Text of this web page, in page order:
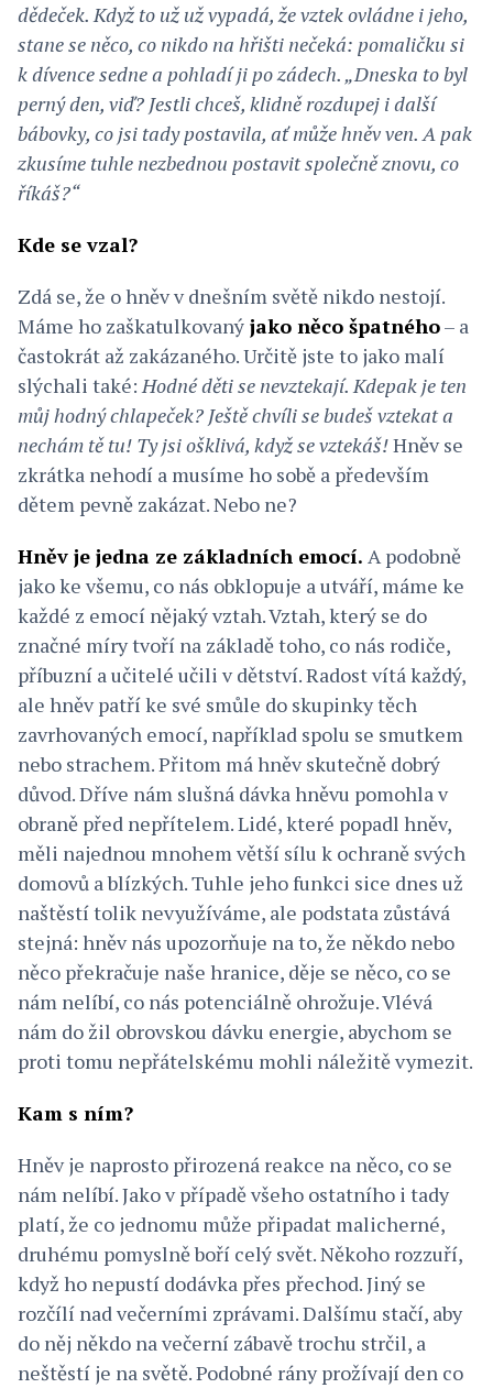
dědeček. Když to už už vypadá, že vztek ovládne i jeho,
stane se něco, co nikdo na hřišti nečeká: pomaličku si
k dívence sedne a pohladí ji po zádech. „Dneska to byl
perný den, viď? Jestli chceš, klidně rozdupej i další
bábovky, co jsi tady postavila, ať může hněv ven. A pak
zkusíme tuhle nezbednou postavit společně znovu, co
říkáš?“
Kde se vzal?
Zdá se, že o hněv v dnešním světě nikdo nestojí.
Máme ho zaškatulkovaný jako něco špatného– a
častokrát až zakázaného. Určitě jste to jako malí
slýchali také:Hodné děti se nevztekají. Kdepak je ten
můj hodný chlapeček? Ještě chvíli se budeš vztekat a
nechám tě tu! Ty jsi ošklivá, když se vztekáš!Hněv se
zkrátka nehodí a musíme ho sobě a především
dětem pevně zakázat. Nebo ne?
Hněv je jedna ze základních emocí. A podobně
jako ke všemu, co nás obklopuje a utváří, máme ke
každé z emocí nějaký vztah. Vztah, který se do
značné míry tvoří na základě toho, co nás rodiče,
příbuzní a učitelé učili v dětství. Radost vítá každý,
ale hněv patří ke své smůle do skupinky těch
zavrhovaných emocí, například spolu se smutkem
nebo strachem. Přitom má hněv skutečně dobrý
důvod. Dříve nám slušná dávka hněvu pomohla v
obraně před nepřítelem. Lidé, které popadl hněv,
měli najednou mnohem větší sílu k ochraně svých
domovů a blízkých. Tuhle jeho funkci sice dnes už
naštěstí tolik nevyužíváme, ale podstata zůstává
stejná: hněv nás upozorňuje na to, že někdo nebo
něco překračuje naše hranice, děje se něco, co se
nám nelíbí, co nás potenciálně ohrožuje. Vlévá
nám do žil obrovskou dávku energie, abychom se
proti tomu nepřátelskému mohli náležitě vymezit.
Kam s ním?
Hněv je naprosto přirozená reakce na něco, co se
nám nelíbí. Jako v případě všeho ostatního i tady
platí, že co jednomu může připadat malicherné,
druhému pomyslně boří celý svět. Někoho rozzuří,
když ho nepustí dodávka přes přechod. Jiný se
rozčílí nad večerními zprávami. Dalšímu stačí, aby
do něj někdo na večerní zábavě trochu strčil, a
neštěstí je na světě. Podobné rány prožívají den co